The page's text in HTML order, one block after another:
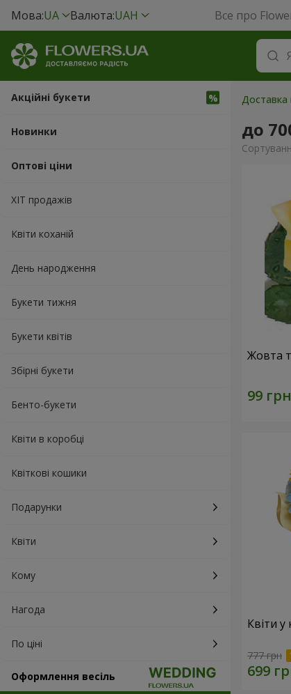
Мова:UA Валюта:UAH Все про
Акційні букети
Новинки
Оптові ціни
ХІТ продажів
Квіти коханій
День народження
Букети тижня
Букети квітів
Збірні букети
Бенто-букети
Квіти в коробці
Квіткові кошики
Подарунки
Квіти
Кому
Нагода
По ціні
Оформлення весіль
Доставка
до
Квіти
777 грн